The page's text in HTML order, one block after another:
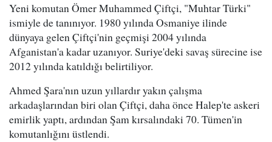
Yeni komutan Ömer Muhammed Çiftçi, "Muhtar Türki"
ismiyle de tanınıyor. 1980 yılında Osmaniye ilinde
dünyaya gelen Çiftçi'nin geçmişi 2004 yılında
Afganistan'a kadar uzanıyor. Suriye'deki savaş sürecine ise
2012 yılında katıldığı belirtiliyor.
Ahmed Şara'nın uzun yıllardır yakın çalışma
arkadaşlarından biri olan Çiftçi, daha önce Halep'te askeri
emirlik yaptı, ardından Şam kırsalındaki 70. Tümen'in
komutanlığını üstlendi.